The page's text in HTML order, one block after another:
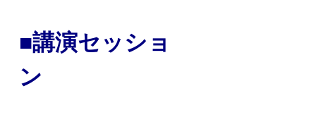
■講演セッショ
ン